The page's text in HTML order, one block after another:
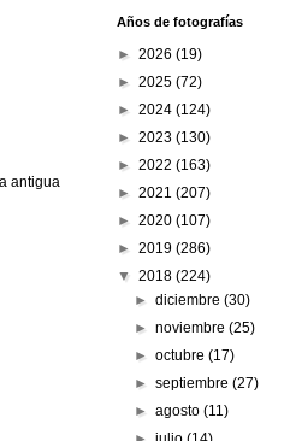
antigua
Años de fotografías
► 2026 (19)
► 2025 (72)
► 2024 (124)
► 2023 (130)
► 2022 (163)
► 2021 (207)
► 2020 (107)
► 2019 (286)
▼ 2018 (224)
►diciembre(30)
►noviembre(25)
►octubre(17)
►septiembre(27)
►agosto(11)